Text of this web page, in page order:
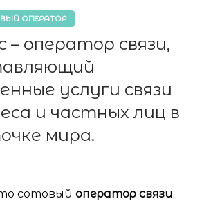
ОПЕРАТОР
– оператор связи,
услуги связи
и частных лиц в
мира.
сотовый оператор связи,